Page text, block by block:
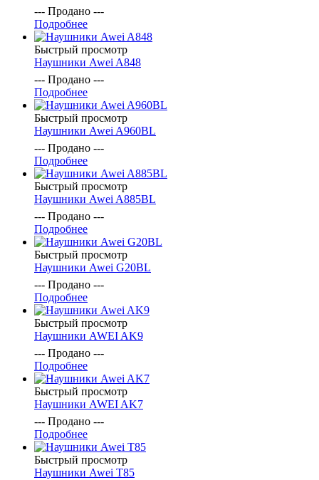
--- Продано ---
Подробнее
Быстрый просмотр
Наушники Awei A848
--- Продано ---
Подробнее
Быстрый просмотр
Наушники Awei A960BL
--- Продано ---
Подробнее
Быстрый просмотр
Наушники Awei A885BL
--- Продано ---
Подробнее
Быстрый просмотр
Наушники Awei G20BL
--- Продано ---
Подробнее
Быстрый просмотр
Наушники AWEI AK9
--- Продано ---
Подробнее
Быстрый просмотр
Наушники AWEI AK7
--- Продано ---
Подробнее
Быстрый просмотр
Наушники Awei T85